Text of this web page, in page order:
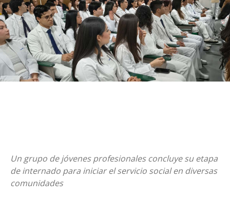
Un grupo de jóvenes profesionales concluye su etapa
de internado para iniciar el servicio social en diversas
comunidades